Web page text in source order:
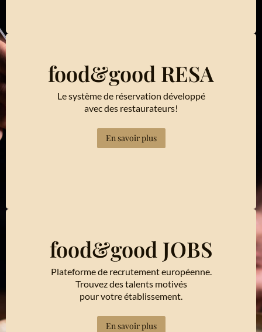
food&good RESA
Le système de réservation développé
avec des restaurateurs!
En savoir plus
food&good JOBS
Plateforme de recrutement européenne.
Trouvez des talents motivés
pour votre établissement.
En savoir plus